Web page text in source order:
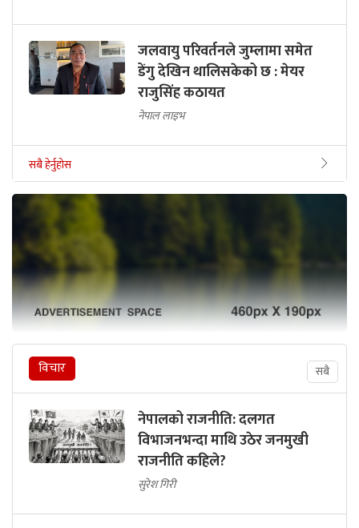
जलवायु परिवर्तनले जुम्लामा समेत
डेंगु देखिन थालिसकेको छ : मेयर
राजुसिंह कठायत
नेपाल लाइभ
सबै हेर्नुहोस
विचार सबै
नेपालको राजनीति: दलगत
विभाजनभन्दा माथि उठेर जनमुखी
राजनीति कहिले?
सुरेश गिरी